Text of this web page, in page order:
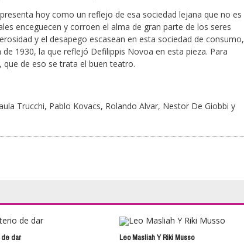
hoy como un reflejo de esa sociedad lejana que no es
enceguecen y corroen el alma de gran parte de los seres
y el desapego escasean en esta sociedad de consumo,
1930, la que reflejó Defilippis Novoa en esta pieza. Para
de eso se trata el buen teatro.
Trucchi, Pablo Kovacs, Rolando Alvar, Nestor De Giobbi y
dar Leo Masliah Y Riki Musso